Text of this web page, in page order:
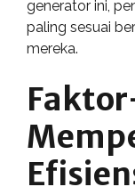
generator ini,
paling sesuai
mereka.